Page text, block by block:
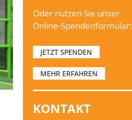
Oder nutzen Sie unser
Online-Spendenformular:
JETZT SPENDEN
MEHR ERFAHREN
KONTAKT